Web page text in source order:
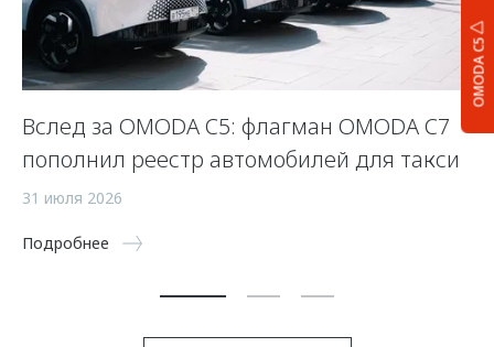
OMODA C5
Вслед за OMODA C5: флагман OMODA C7
пополнил реестр автомобилей для такси
31 июля 2026
Подробнее